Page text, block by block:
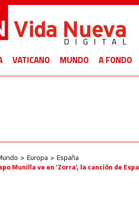
VATICANO MUNDO A FONDO
Europa
España
Munilla ve en ‘Zorra’, la canción de